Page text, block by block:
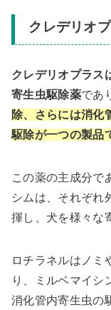
クレデリオ
クレデリオプラス
寄生虫駆除薬であ
除、さらには消化
駆除が一つの製品
この薬の主成分で
シムは、それぞれ
揮し、犬を様々な
ロチラネルはノミ
り、ミルベマイシ
消化管内寄生虫の